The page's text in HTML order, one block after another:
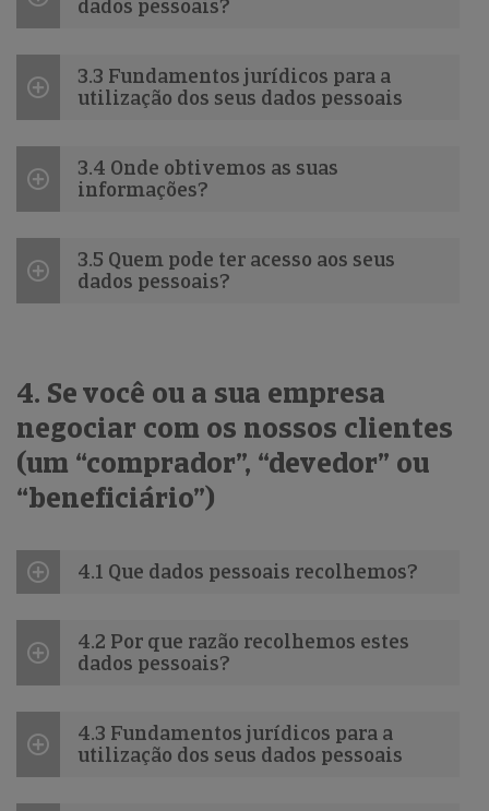
dados pessoais?
3.3 Fundamentos jurídicos para a
utilização dos seus dados pessoais
3.4 Onde obtivemos as suas
informações?
3.5 Quem pode ter acesso aos seus
dados pessoais?
4. Se você ou a sua empresa
negociar com os nossos clientes
(um “comprador”, “devedor” ou
“beneficiário”)
4.1 Que dados pessoais recolhemos?
4.2 Por que razão recolhemos estes
dados pessoais?
4.3 Fundamentos jurídicos para a
utilização dos seus dados pessoais